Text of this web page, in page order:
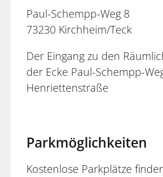
Paul-Schempp-Weg 8
73230 Kirchheim/Teck
Der Eingang zu den
der Ecke Paul-Schempp-
Henriettenstraße
Parkmöglichkeiten
Kostenlose Parkplätze